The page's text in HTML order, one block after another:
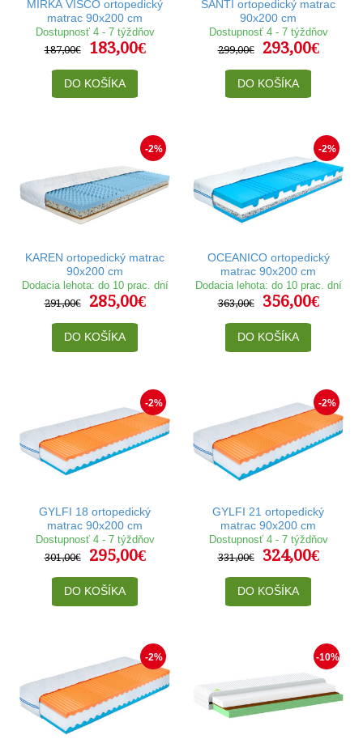
MIRKA VISCO ortopedický
matrac 90x200 cm
Dostupnosť 4 - 7 týždňov
187,00€
183,00€
DO KOŠÍKA
SANTI ortopedický matrac
90x200 cm
Dostupnosť 4 - 7 týždňov
299,00€
293,00€
DO KOŠÍKA
-2%
KAREN ortopedický matrac
90x200 cm
Dodacia lehota: do 10 prac. dní
291,00€
285,00€
DO KOŠÍKA
-2%
OCEANICO ortopedický
matrac 90x200 cm
Dodacia lehota: do 10 prac. dní
363,00€
356,00€
DO KOŠÍKA
-2%
GYLFI 18 ortopedický
matrac 90x200 cm
Dostupnosť 4 - 7 týždňov
301,00€
295,00€
DO KOŠÍKA
-2%
GYLFI 21 ortopedický
matrac 90x200 cm
Dostupnosť 4 - 7 týždňov
331,00€
324,00€
DO KOŠÍKA
-2% -10%